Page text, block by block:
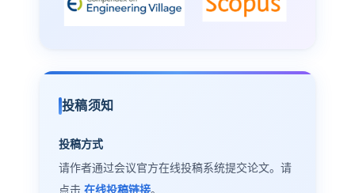
投稿须知
投稿方式
请作者通过会议官方在线投稿系统提交论文。请
点击 在线投稿链接。